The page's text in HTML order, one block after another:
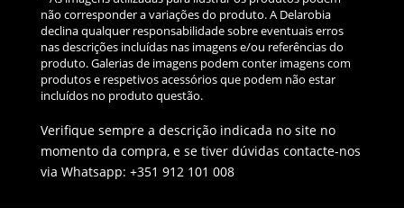
não corresponder a variações do produto. A Delarobia
declina qualquer responsabilidade sobre eventuais erros
nas descrições incluídas nas imagens e/ou referências do
produto. Galerias de imagens podem conter imagens com
produtos e respetivos acessórios que podem não estar
incluídos no produto questão.
Verifique sempre a descrição indicada no site no
momento da compra, e se tiver dúvidas contacte-nos
via Whatsapp: +351 912 101 008